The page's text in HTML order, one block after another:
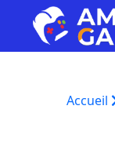
Accueil